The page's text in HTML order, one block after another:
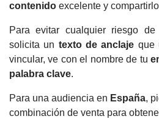
contenido excelente y
Para evitar cualquier riesgo de
solicita un texto de anclaje que
vincular, ve con el nombre de tu
palabra clave.
Para una audiencia en España,
combinación de venta para